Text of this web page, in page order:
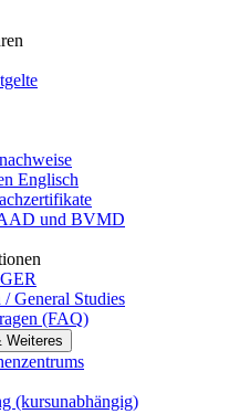
Englisch
und BVMD
General Studies
(FAQ)
Weiteres
(kursunabhängig)